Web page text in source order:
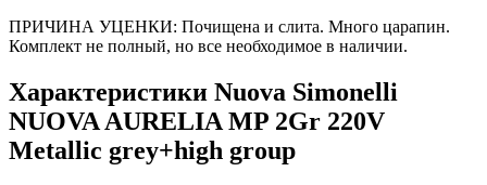
ПРИЧИНА УЦЕНКИ: Почищена и слита. Много царапин.
Комплект не полный, но все необходимое в наличии.
Характеристики Nuova Simonelli
NUOVA AURELIA MP 2Gr 220V
Metallic grey+high group